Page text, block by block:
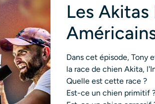
Les Akitas
Dans cet épisode, Tony
la race de chien Akita,
Quelle est cette race ?
Est-ce un chien primitif